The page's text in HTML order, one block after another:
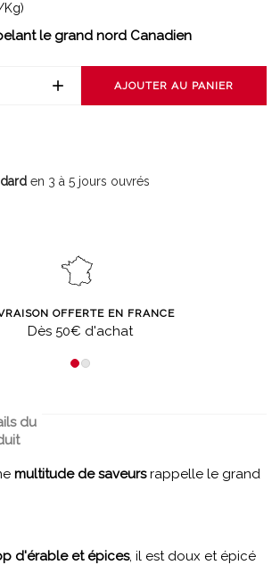
Kg)
le grand nord Canadien
AJOUTER AU PANIER
en 3 à 5 jours ouvrés
OFFERTE EN FRANCE
Dès 50€ d'achat
du
multitude de saveursrappelle le grand
d'érable et épices, il est doux et épicé